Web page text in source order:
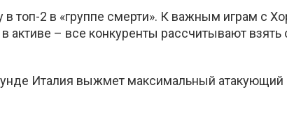
топ-2 в «группе смерти». К важным играм с
– все конкуренты рассчитывают взять
Италия выжмет максимальный атакующий